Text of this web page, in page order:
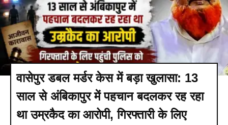
वासेपुर डबल मर्डर केस में बड़ा खुलासा: 13
साल से अंबिकापुर में पहचान बदलकर रह रहा
था उम्रकैद का आरोपी, गिरफ्तारी के लिए